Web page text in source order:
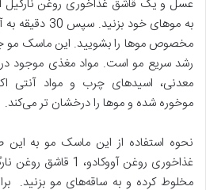
عسل و یک قاشق غذاخوری روغن نارگیل
به موهای خود
مخصوص موها را بشویید. این ماسک مو
رشد سریع مو است. مواد مغذی موجود
معدنی، اسیدهای چرب و مواد آنتی
موخوره شده و موها را درخشان تر می‌کند.
غذاخوری روغن